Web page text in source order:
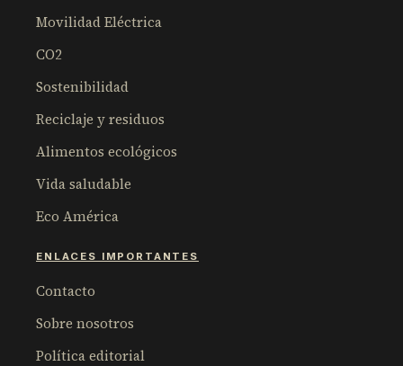
Movilidad Eléctrica
CO2
Sostenibilidad
Reciclaje y residuos
Alimentos ecológicos
Vida saludable
Eco América
ENLACES IMPORTANTES
Contacto
Sobre nosotros
Política editorial